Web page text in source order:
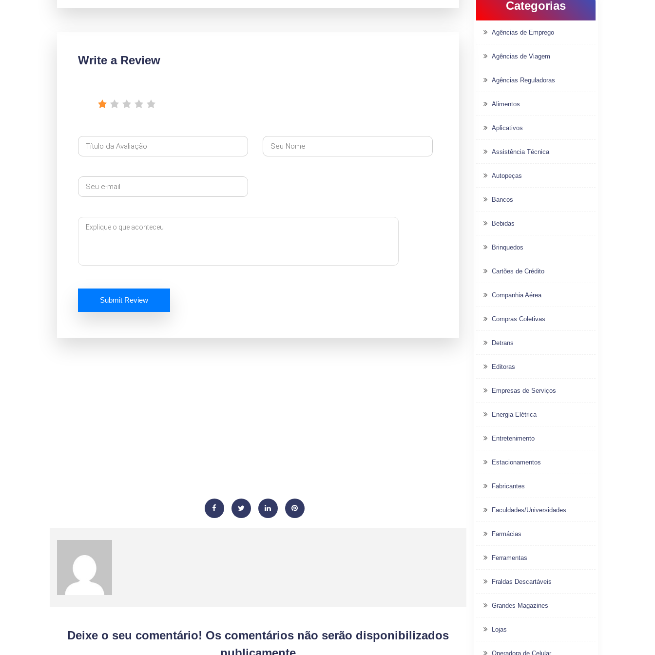
Write a Review
Submit Review
Deixe o seu comentário! Os comentários não serão disponibilizados
Categorias
Agências de Emprego
Agências de Viagem
Agências Reguladoras
Alimentos
Aplicativos
Assistência Técnica
Autopeças
Bancos
Bebidas
Brinquedos
Cartões de Crédito
Companhia Aérea
Compras Coletivas
Detrans
Editoras
Empresas de Serviços
Energia Elétrica
Entretenimento
Estacionamentos
Fabricantes
Faculdades/Universidades
Farmácias
Ferramentas
Fraldas Descartáveis
Grandes Magazines
Lojas
Operadora de Celular